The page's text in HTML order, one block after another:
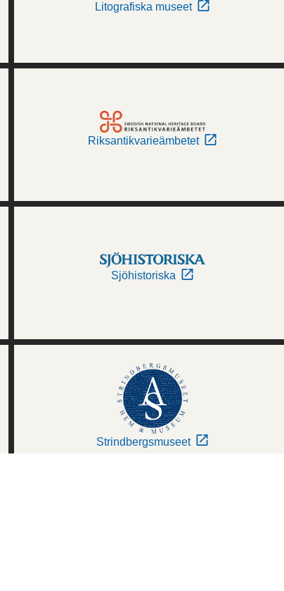
Litografiska museet
Riksantikvarieämbetet
Sjöhistoriska
Strindbergsmuseet